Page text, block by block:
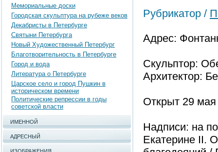
Мемориальные доски
Городская скульптура на рубеже веков
Декабристы в Петербурге
Святыни Петербурга
Новый Художественный Петербург
Благотворительность в Петербурге
Город и вода
Литература о Петербурге
Царское село и город Пушкин в
историческом времени
Политические репрессии в годы
советской власти
ИМЕННОЙ
АДРЕСНЫЙ
Рубрикатор /
Адрес:
Скульптор:
Архитектор:
Открыт 29 мая
Надписи: на
Екатерине II.